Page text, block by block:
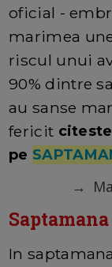
oficial -
marimea
riscul unui
90% dintre
au sanse
fericit
pe
→
In